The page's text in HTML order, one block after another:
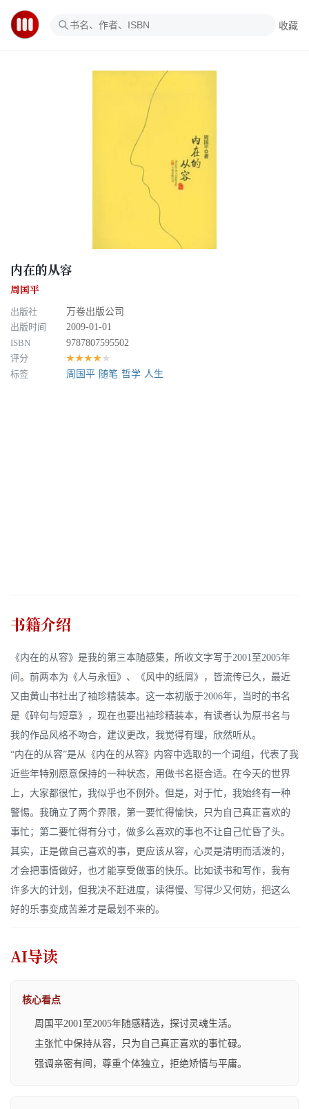
收藏
内在的从容
周国平
出版社
万卷出版公司
出版时间
2009-01-01
ISBN
9787807595502
评分
★★★★★
标签 周国平 随笔 哲学 人生
书籍介绍
《内在的从容》是我的第三本随感集，所收文字写于2001至2005年
间。前两本为《人与永恒》、《风中的纸屑》，皆流传已久，最近
又由黄山书社出了袖珍精装本。这一本初版于2006年，当时的书名
是《碎句与短章》，现在也要出袖珍精装本，有读者认为原书名与
我的作品风格不吻合，建议更改，我觉得有理，欣然听从。
“内在的从容”是从《内在的从容》内容中选取的一个词组，代表了我
近些年特别愿意保持的一种状态，用做书名挺合适。在今天的世界
上，大家都很忙，我似乎也不例外。但是，对于忙，我始终有一种
警惕。我确立了两个界限，第一要忙得愉快，只为自己真正喜欢的
事忙；第二要忙得有分寸，做多么喜欢的事也不让自己忙昏了头。
其实，正是做自己喜欢的事，更应该从容，心灵是清明而活泼的，
才会把事情做好，也才能享受做事的快乐。比如读书和写作，我有
许多大的计划，但我决不赶进度，读得慢、写得少又何妨，把这么
好的乐事变成苦差才是最划不来的。
AI导读
核心看点
周国平2001至2005年随感精选，探讨灵魂生活。
主张忙中保持从容，只为自己真正喜欢的事忙碌。
强调亲密有间，尊重个体独立，拒绝矫情与平庸。